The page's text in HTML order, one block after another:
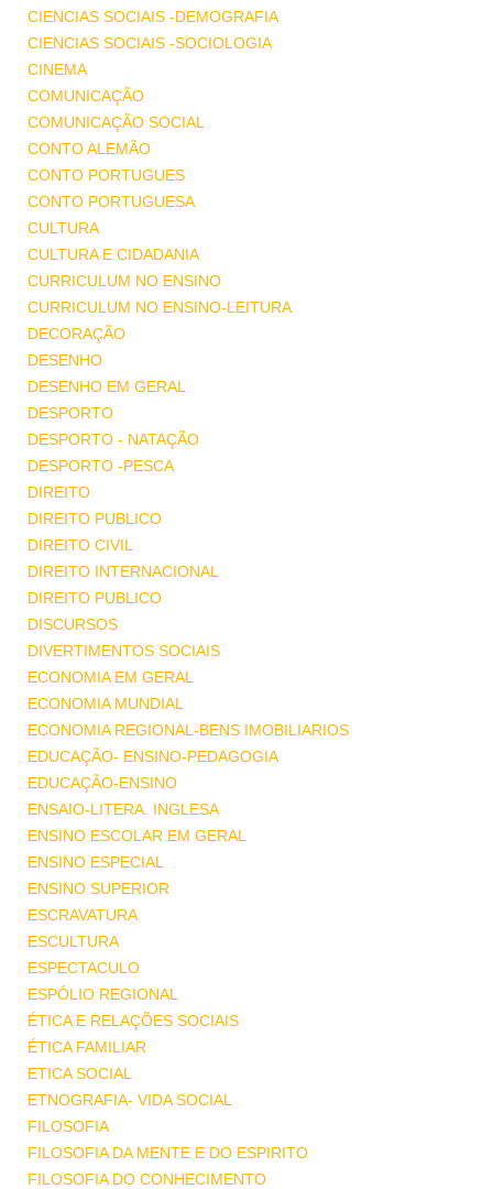
CIENCIAS SOCIAIS -DEMOGRAFIA
CIENCIAS SOCIAIS -SOCIOLOGIA
CINEMA
COMUNICAÇÃO
COMUNICAÇÃO SOCIAL
CONTO ALEMÃO
CONTO PORTUGUES
CONTO PORTUGUESA
CULTURA
CULTURA E CIDADANIA
CURRICULUM NO ENSINO
CURRICULUM NO ENSINO-LEITURA
DECORAÇÃO
DESENHO
DESENHO EM GERAL
DESPORTO
DESPORTO - NATAÇÃO
DESPORTO -PESCA
DIREITO
DIREITO PUBLICO
DIREITO CIVIL
DIREITO INTERNACIONAL
DIREITO PUBLICO
DISCURSOS
DIVERTIMENTOS SOCIAIS
ECONOMIA EM GERAL
ECONOMIA MUNDIAL
ECONOMIA REGIONAL-BENS IMOBILIARIOS
EDUCAÇÃO- ENSINO-PEDAGOGIA
EDUCAÇÃO-ENSINO
ENSAIO-LITERA. INGLESA
ENSINO ESCOLAR EM GERAL
ENSINO ESPECIAL
ENSINO SUPERIOR
ESCRAVATURA
ESCULTURA
ESPECTACULO
ESPÓLIO REGIONAL
ÉTICA E RELAÇÕES SOCIAIS
ÉTICA FAMILIAR
ETICA SOCIAL
ETNOGRAFIA- VIDA SOCIAL
FILOSOFIA
FILOSOFIA DA MENTE E DO ESPIRITO
FILOSOFIA DO CONHECIMENTO